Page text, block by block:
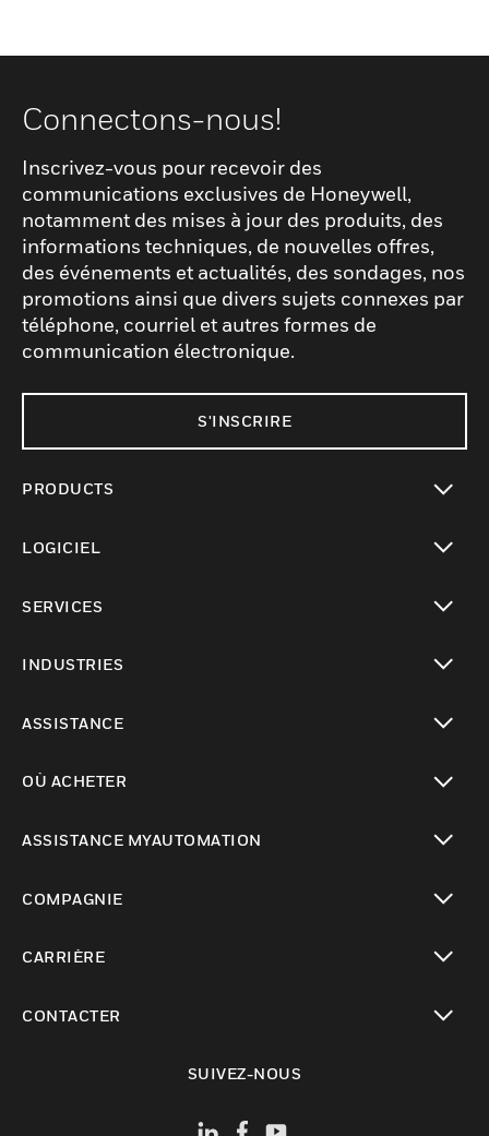
Connectons-nous!
Inscrivez-vous pour recevoir des
communications exclusives de Honeywell,
notamment des mises à jour des produits, des
informations techniques, de nouvelles offres,
des événements et actualités, des sondages, nos
promotions ainsi que divers sujets connexes par
téléphone, courriel et autres formes de
communication électronique.
S'INSCRIRE
PRODUCTS
LOGICIEL
SERVICES
INDUSTRIES
ASSISTANCE
OÙ ACHETER
ASSISTANCE MYAUTOMATION
COMPAGNIE
CARRIÈRE
CONTACTER
SUIVEZ-NOUS